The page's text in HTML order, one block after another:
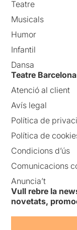
Teatre
Musicals
Humor
Infantil
Dansa
Teatre
Atenció al client
Avís legal
Política de
Política de
Condicions d’ús
Comunicacions
Anuncia’t
Vull rebre la
novetats,